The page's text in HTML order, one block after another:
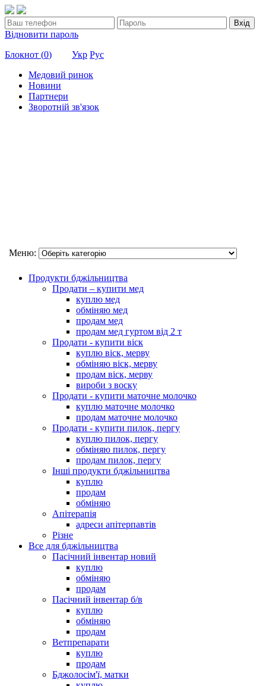
Вхід
Відновити пароль
Блокнот (0) Укр Рус
Медовий ринок
Новини
Партнери
Зворотній зв'язок
Меню:
Продукти бджільництва
Продати – купити мед
куплю мед
обміняю мед
продам мед
продам мед гуртом від 2 т
Продати - купити віск
куплю віск, мерву
обміняю віск, мерву
продам віск, мерву
вироби з воску
Продати - купити маточне молочко
куплю маточне молочко
продам маточне молочко
Продати - купити пилок, пергу
куплю пилок, пергу
обміняю пилок, пергу
продам пилок, пергу
Інші продукти бджільництва
куплю
продам
обміняю
Апітерапія
адреси апітерпавтів
Різне
Все для бджільництва
Пасічний інвентар новий
куплю
обміняю
продам
Пасічний інвентар б/в
куплю
обміняю
продам
Ветпрепарати
куплю
продам
Бджолосім'ї, матки